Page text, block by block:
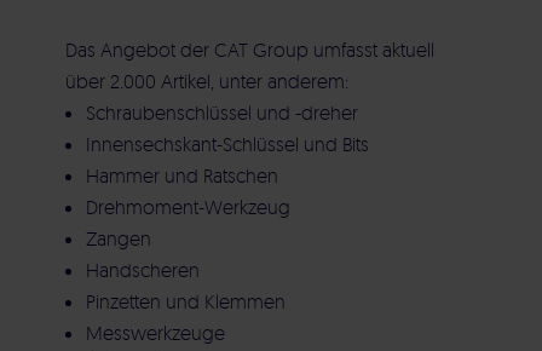
Das Angebot der CAT Group umfasst aktuell
über 2.000 Artikel, unter anderem:
Schraubenschlüssel und -dreher
Innensechskant-Schlüssel und Bits
Hammer und Ratschen
Drehmoment-Werkzeug
Zangen
Handscheren
Pinzetten und Klemmen
Messwerkzeuge